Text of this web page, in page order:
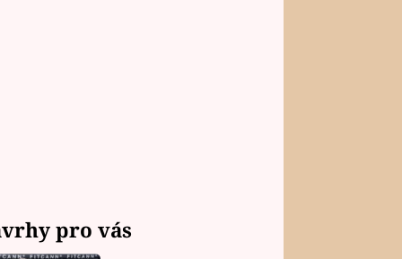
pro vás